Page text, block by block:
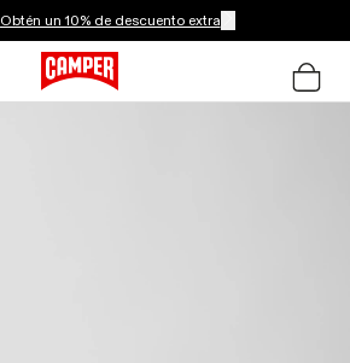
Obtén un 10% de descuento extra